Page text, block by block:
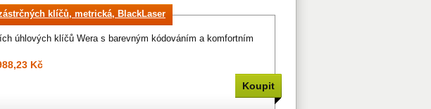
klíčů, metrická, BlackLaser
úhlových klíčů Wera s barevným kódováním a komfortním
Kč